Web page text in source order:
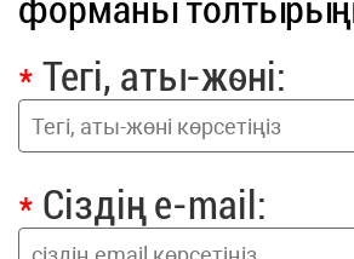
форманы
* Тегі, аты-жөні:
* Сіздің e-mail: